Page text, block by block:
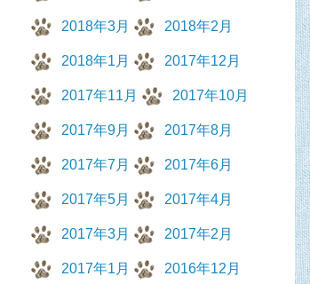
2018年3月 2018年2月
2018年1月 2017年12月
2017年11月 2017年10月
2017年9月 2017年8月
2017年7月 2017年6月
2017年5月 2017年4月
2017年3月 2017年2月
2017年1月 2016年12月